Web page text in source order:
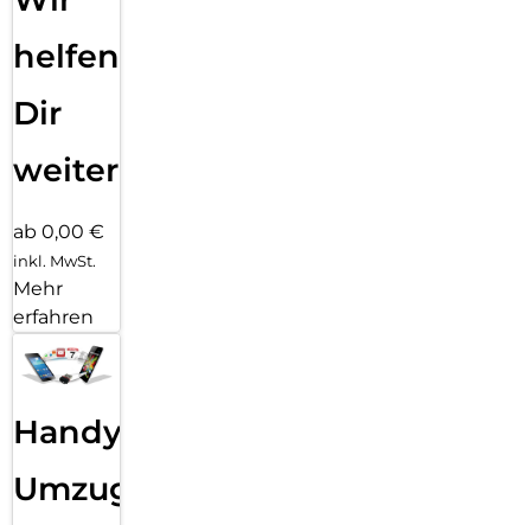
helfen
Dir
weiter
ab 0,00 €
inkl. MwSt.
Mehr
erfahren
Handy
Umzug